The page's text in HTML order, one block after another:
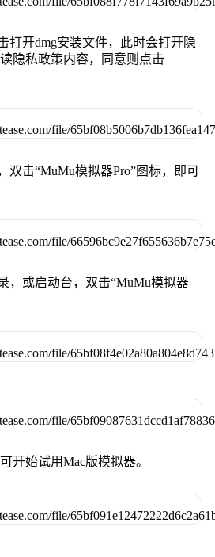
打开dmg安装文件，此时会打开隐
隐私政策内容，同意则点击
双击“MuMu模拟器Pro”图标，即可
，或启动台，双击“MuMu模拟器
开始试用Mac版模拟器。